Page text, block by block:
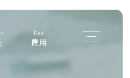
矯
Fee
費用